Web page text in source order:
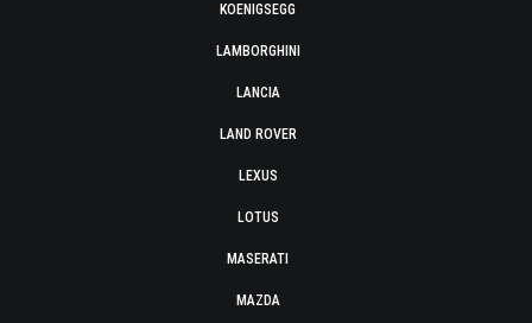
KOENIGSEGG
LAMBORGHINI
LANCIA
LAND ROVER
LEXUS
LOTUS
MASERATI
MAZDA